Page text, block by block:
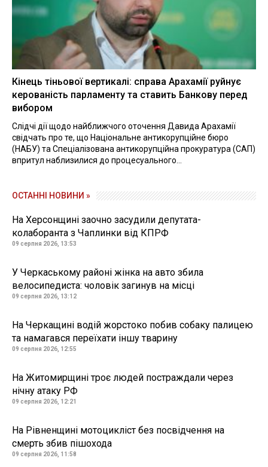
Кінець тіньової вертикалі: справа Арахамії руйнує
керованість парламенту та ставить Банкову перед
вибором
Слідчі дії щодо найближчого оточення Давида Арахамії
свідчать про те, що Національне антикорупційне бюро
(НАБУ) та Спеціалізована антикорупційна прокуратура (САП)
впритул наблизилися до процесуального...
ОСТАННІ НОВИНИ »
На Херсонщині заочно засудили депутата-
колаборанта з Чаплинки від КПРФ
09 серпня 2026, 13:53
У Черкаському районі жінка на авто збила
велосипедиста: чоловік загинув на місці
09 серпня 2026, 13:12
На Черкащині водій жорстоко побив собаку палицею
та намагався переїхати іншу тварину
09 серпня 2026, 12:55
На Житомирщині троє людей постраждали через
нічну атаку РФ
09 серпня 2026, 12:21
На Рівненщині мотоцикліст без посвідчення на
смерть збив пішохода
09 серпня 2026, 11:58